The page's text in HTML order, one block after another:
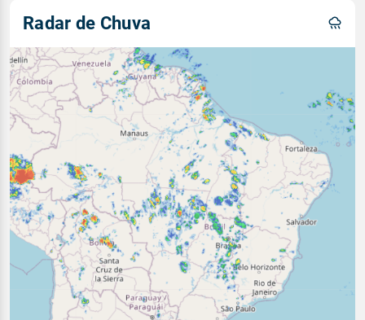
Radar de Chuva